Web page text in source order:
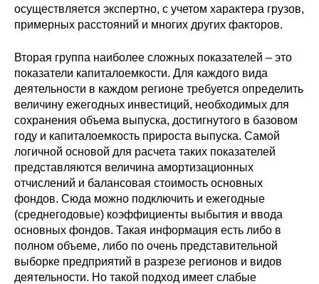
осуществляется экспертно, с учетом характера грузов,
примерных расстояний и многих других факторов.
Вторая группа наиболее сложных показателей – это
показатели капиталоемкости. Для каждого вида
деятельности в каждом регионе требуется определить
величину ежегодных инвестиций, необходимых для
сохранения объема выпуска, достигнутого в базовом
году и капиталоемкость прироста выпуска. Самой
логичной основой для расчета таких показателей
представляются величина амортизационных
отчислений и балансовая стоимость основных
фондов. Сюда можно подключить и ежегодные
(среднегодовые) коэффициенты выбытия и ввода
основных фондов. Такая информация есть либо в
полном объеме, либо по очень представительной
выборке предприятий в разрезе регионов и видов
деятельности. Но такой подход имеет слабые